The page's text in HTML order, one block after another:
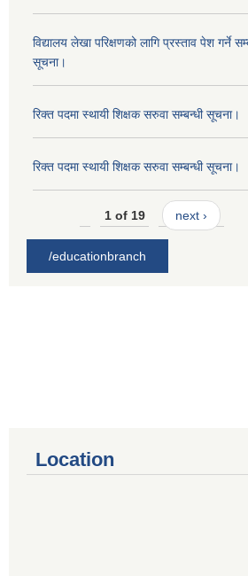
विद्यालय लेखा परिक्षणको लागि प्रस्ताव पेश गर्ने
सूचना।
रिक्त पदमा स्थायी शिक्षक सरुवा सम्बन्धी सूचना।
रिक्त पदमा स्थायी शिक्षक सरुवा सम्बन्धी सूचना।
1 of 19 next ›
/educationbranch
Location